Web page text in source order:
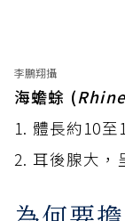
李鵬翔攝
海蟾蜍 (
1. 體長約10至
2. 耳後腺大，